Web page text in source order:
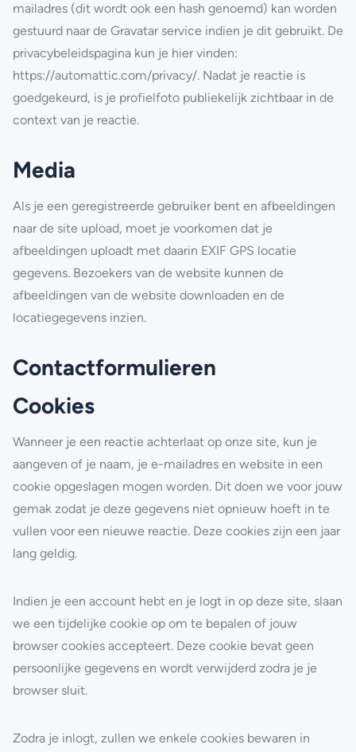
mailadres (dit wordt ook een hash genoemd) kan worden
gestuurd naar de Gravatar service indien je dit gebruikt. De
privacybeleidspagina kun je hier vinden:
https://automattic.com/privacy/. Nadat je reactie is
goedgekeurd, is je profielfoto publiekelijk zichtbaar in de
context van je reactie.
Media
Als je een geregistreerde gebruiker bent en afbeeldingen
naar de site upload, moet je voorkomen dat je
afbeeldingen uploadt met daarin EXIF GPS locatie
gegevens. Bezoekers van de website kunnen de
afbeeldingen van de website downloaden en de
locatiegegevens inzien.
Contactformulieren
Cookies
Wanneer je een reactie achterlaat op onze site, kun je
aangeven of je naam, je e-mailadres en website in een
cookie opgeslagen mogen worden. Dit doen we voor jouw
gemak zodat je deze gegevens niet opnieuw hoeft in te
vullen voor een nieuwe reactie. Deze cookies zijn een jaar
lang geldig.
Indien je een account hebt en je logt in op deze site, slaan
we een tijdelijke cookie op om te bepalen of jouw
browser cookies accepteert. Deze cookie bevat geen
persoonlijke gegevens en wordt verwijderd zodra je je
browser sluit.
Zodra je inlogt, zullen we enkele cookies bewaren in